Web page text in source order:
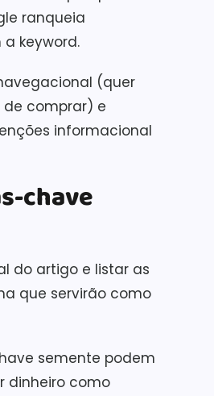
ranqueia
keyword.
(quer
comprar) e
informacional
chave
do artigo e listar as
que servirão como
semente podem
dinheiro como